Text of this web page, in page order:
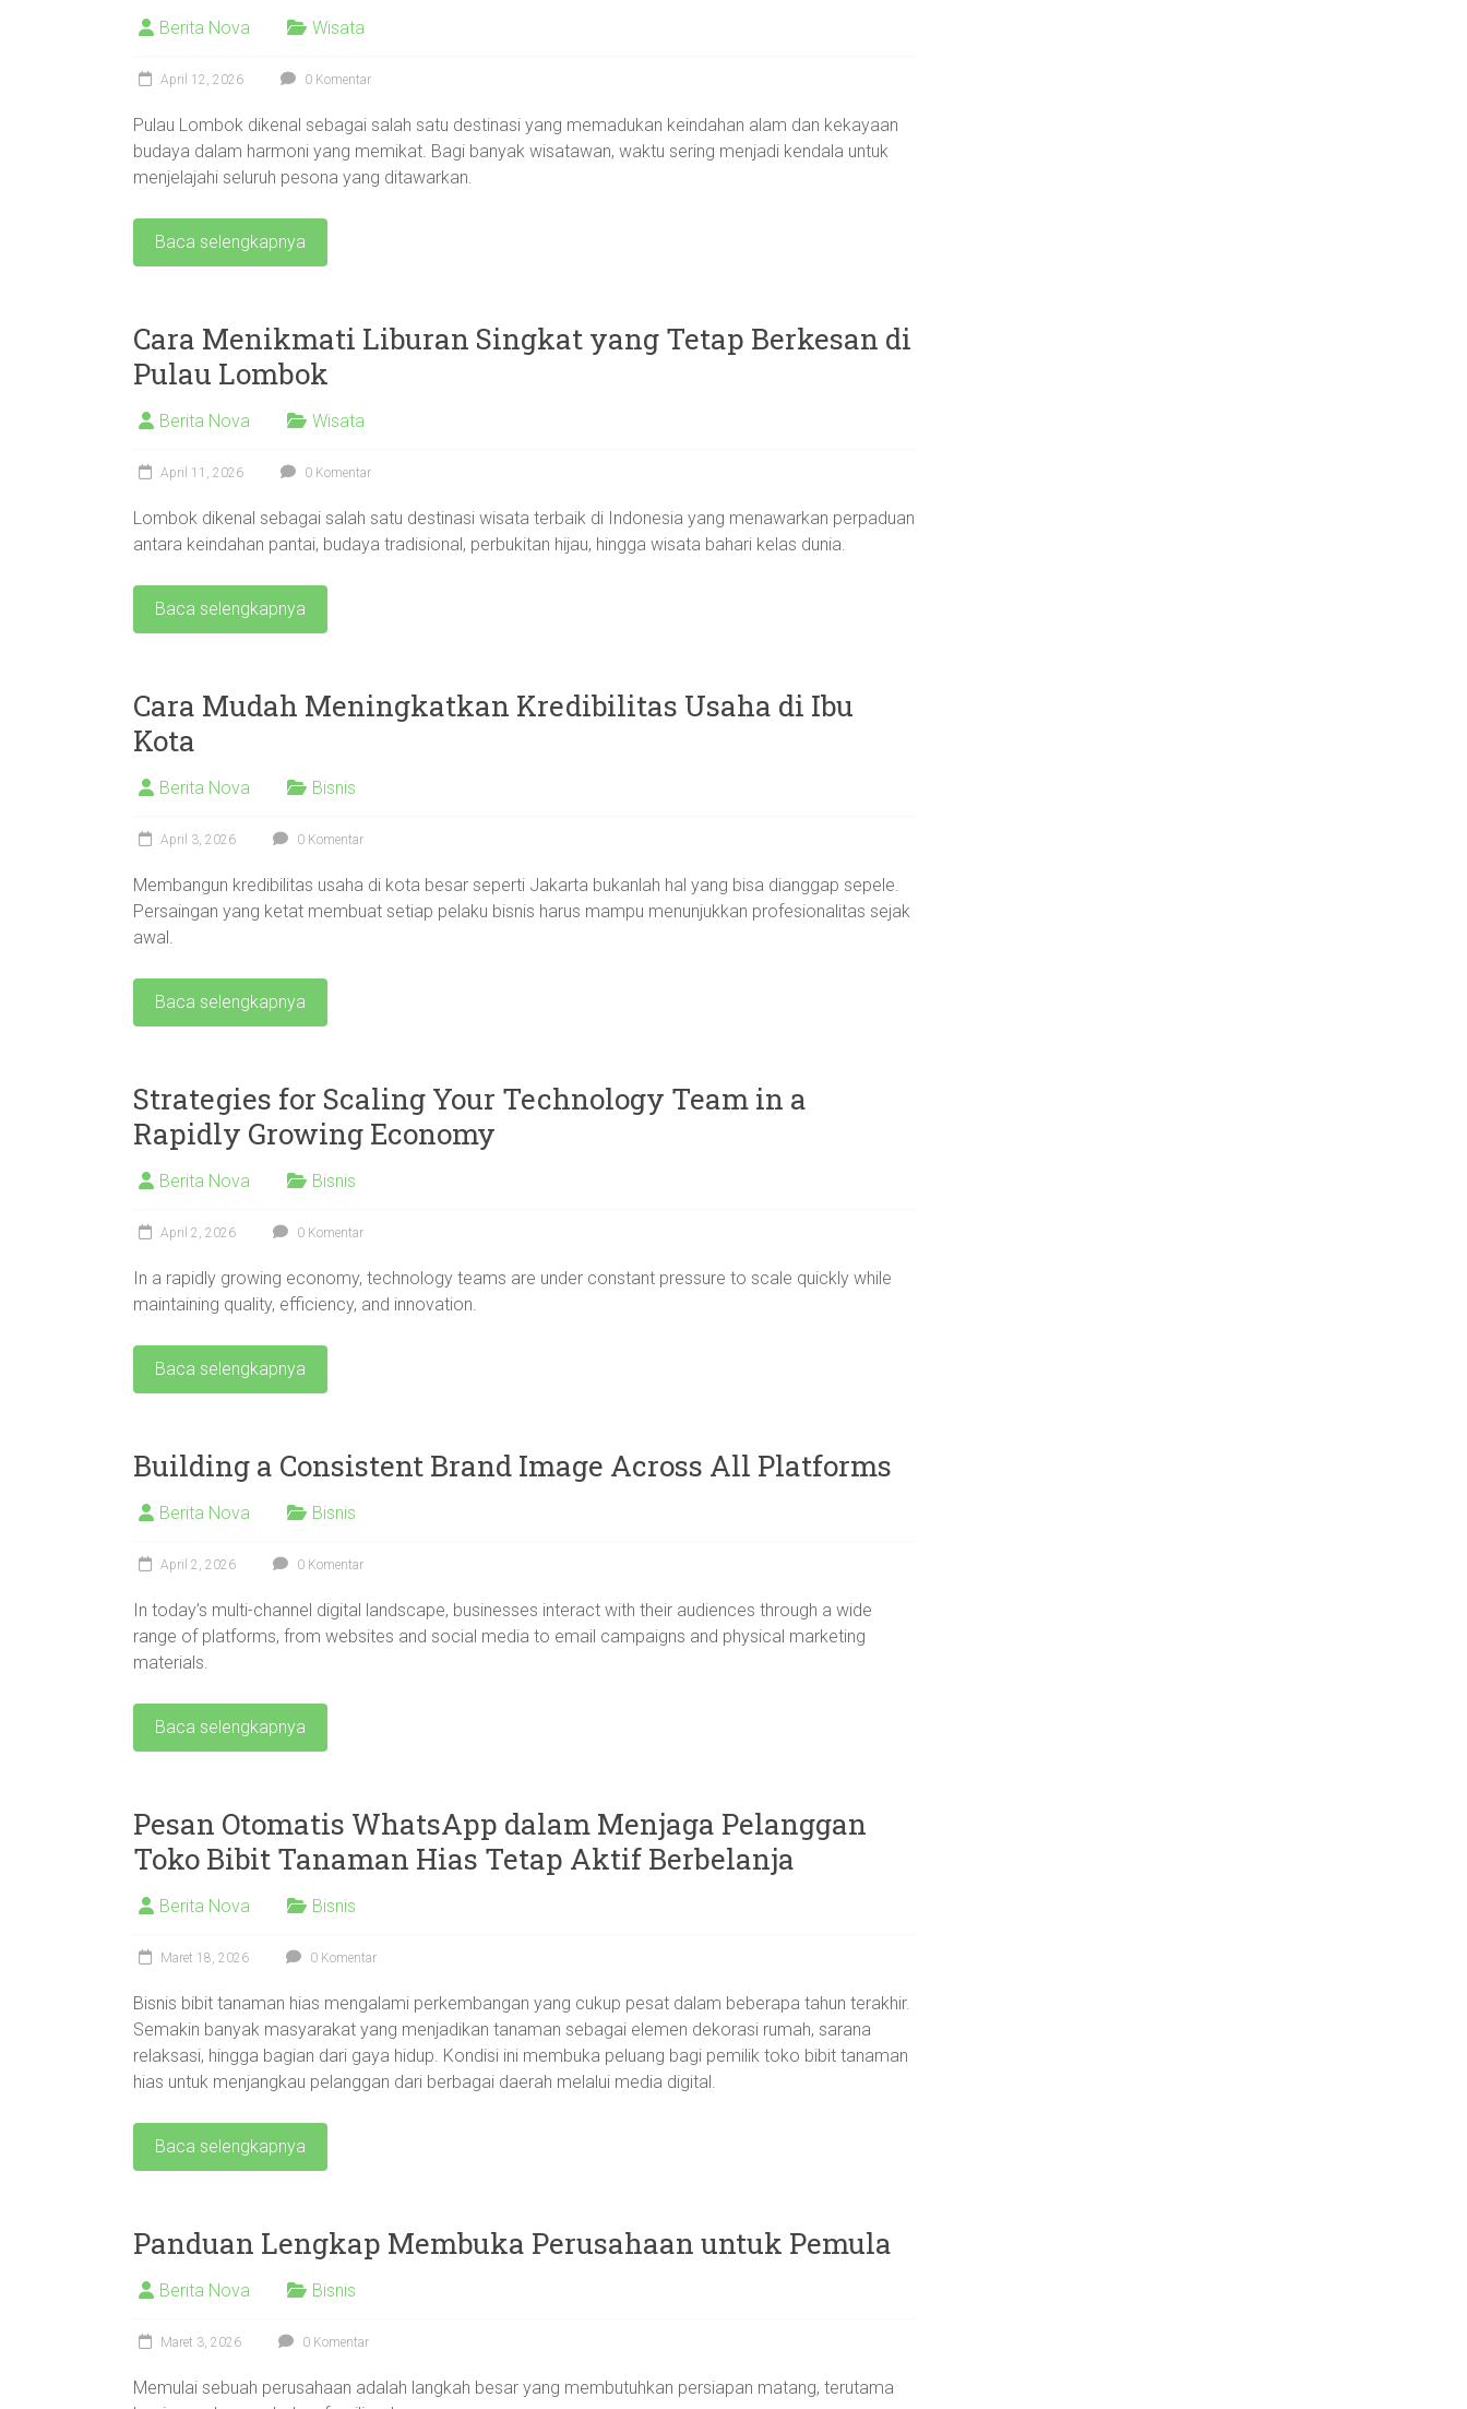
Berita Nova Wisata
April 12, 2026 0 Komentar
Pulau Lombok dikenal sebagai salah satu destinasi yang memadukan keindahan alam dan kekayaan
budaya dalam harmoni yang memikat. Bagi banyak wisatawan, waktu sering menjadi kendala untuk
menjelajahi seluruh pesona yang ditawarkan.
Baca selengkapnya
Cara Menikmati Liburan Singkat yang Tetap Berkesan di
Pulau Lombok
Berita Nova Wisata
April 11, 2026 0 Komentar
Lombok dikenal sebagai salah satu destinasi wisata terbaik di Indonesia yang menawarkan perpaduan
antara keindahan pantai, budaya tradisional, perbukitan hijau, hingga wisata bahari kelas dunia.
Baca selengkapnya
Cara Mudah Meningkatkan Kredibilitas Usaha di Ibu
Kota
Berita Nova Bisnis
April 3, 2026 0 Komentar
Membangun kredibilitas usaha di kota besar seperti Jakarta bukanlah hal yang bisa dianggap sepele.
Persaingan yang ketat membuat setiap pelaku bisnis harus mampu menunjukkan profesionalitas sejak
awal.
Baca selengkapnya
Strategies for Scaling Your Technology Team in a
Rapidly Growing Economy
Berita Nova Bisnis
April 2, 2026 0 Komentar
In a rapidly growing economy, technology teams are under constant pressure to scale quickly while
maintaining quality, efficiency, and innovation.
Baca selengkapnya
Building a Consistent Brand Image Across All Platforms
Berita Nova Bisnis
April 2, 2026 0 Komentar
In today’s multi-channel digital landscape, businesses interact with their audiences through a wide
range of platforms, from websites and social media to email campaigns and physical marketing
materials.
Baca selengkapnya
Pesan Otomatis WhatsApp dalam Menjaga Pelanggan
Toko Bibit Tanaman Hias Tetap Aktif Berbelanja
Berita Nova Bisnis
Maret 18, 2026 0 Komentar
Bisnis bibit tanaman hias mengalami perkembangan yang cukup pesat dalam beberapa tahun terakhir.
Semakin banyak masyarakat yang menjadikan tanaman sebagai elemen dekorasi rumah, sarana
relaksasi, hingga bagian dari gaya hidup. Kondisi ini membuka peluang bagi pemilik toko bibit tanaman
hias untuk menjangkau pelanggan dari berbagai daerah melalui media digital.
Baca selengkapnya
Panduan Lengkap Membuka Perusahaan untuk Pemula
Berita Nova Bisnis
Maret 3, 2026 0 Komentar
Memulai sebuah perusahaan adalah langkah besar yang membutuhkan persiapan matang, terutama